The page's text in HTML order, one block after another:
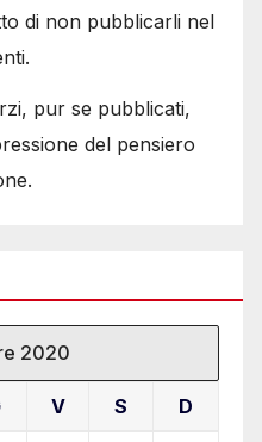
di non pubblicarli nel
pur se pubblicati,
del pensiero
2020
V S D